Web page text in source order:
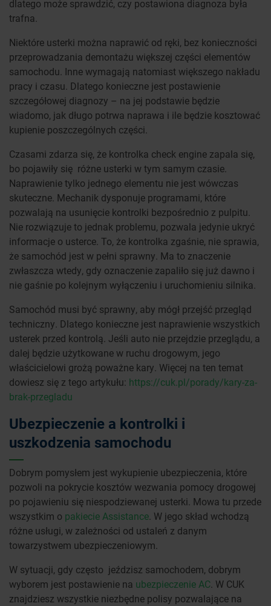
dlatego może sprawdzić, czy postawiona diagnoza była
trafna.
Niektóre usterki można naprawić od ręki, bez konieczności
przeprowadzania demontażu większej części elementów
samochodu. Inne wymagają natomiast większego nakładu
pracy i czasu. Dlatego konieczne jest postawienie
szczegółowej diagnozy – na jej podstawie będzie
wiadomo, jak długo potrwa naprawa i ile będzie kosztować
kupienie poszczególnych części.
Czasami zdarza się, że kontrolka check engine zapala się,
bo pojawiły się różne usterki w tym samym czasie.
Naprawienie tylko jednego elementu nie jest wówczas
skuteczne. Mechanik dysponuje programami, które
pozwalają na usunięcie kontrolki bezpośrednio z pulpitu.
Nie rozwiązuje to jednak problemu, pozwala jedynie ukryć
informacje o usterce. To, że kontrolka zgaśnie, nie sprawia,
że samochód jest w pełni sprawny. Ma to znaczenie
zwłaszcza wtedy, gdy oznaczenie zapaliło się już dawno i
nie gaśnie po kolejnym wyłączeniu i uruchomieniu silnika.
Samochód musi być sprawny, aby mógł przejść przegląd
techniczny. Dlatego konieczne jest naprawienie wszystkich
usterek przed kontrolą. Jeśli auto nie przejdzie przeglądu, a
dalej będzie użytkowane w ruchu drogowym, jego
właścicielowi grożą poważne kary. Więcej na ten temat
dowiesz się z tego artykułu: https://cuk.pl/porady/kary-za-
brak-przegladu
Ubezpieczenie a kontrolki i
uszkodzenia samochodu
Dobrym pomysłem jest wykupienie ubezpieczenia, które
pozwoli na pokrycie kosztów wezwania pomocy drogowej
po pojawieniu się niespodziewanej usterki. Mowa tu przede
wszystkim o pakiecie Assistance. W jego skład wchodzą
różne usługi, w zależności od ustaleń z danym
towarzystwem ubezpieczeniowym.
W sytuacji, gdy często jeździsz samochodem, dobrym
wyborem jest postawienie na ubezpieczenie AC. W CUK
znajdziesz wszystkie niezbędne polisy pozwalające na